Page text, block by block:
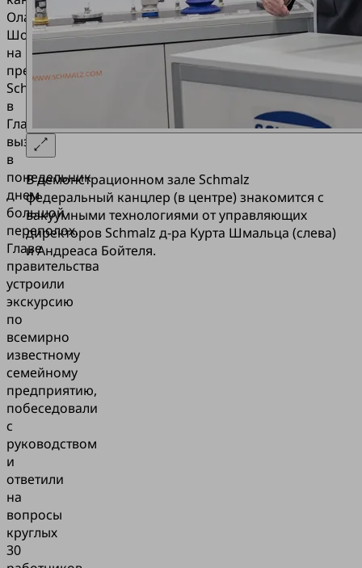
Олафа
Шольца
на
предприятие
Schmalz
в
Глаттене
вызвал
в
понедельник
днем
большой
переполох.
Главе
правительства
устроили
экскурсию
по
всемирно
известному
семейному
предприятию,
побеседовали
с
руководством
и
ответили
на
вопросы
круглых
30
В демонстрационном зале Schmalz
федеральный канцлер (в центре) знакомится с
вакуумными технологиями от управляющих
директоров Schmalz д-ра Курта Шмальца (слева)
и Андреаса Бойтеля.